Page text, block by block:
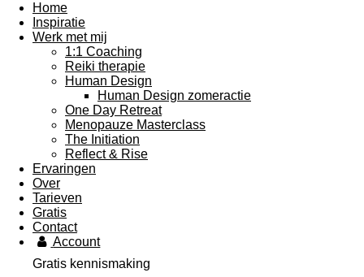
Home
Inspiratie
Werk met mij
1:1 Coaching
Reiki therapie
Human Design
Human Design zomeractie
One Day Retreat
Menopauze Masterclass
The Initiation
Reflect & Rise
Ervaringen
Over
Tarieven
Gratis
Contact
Account
Gratis kennismaking